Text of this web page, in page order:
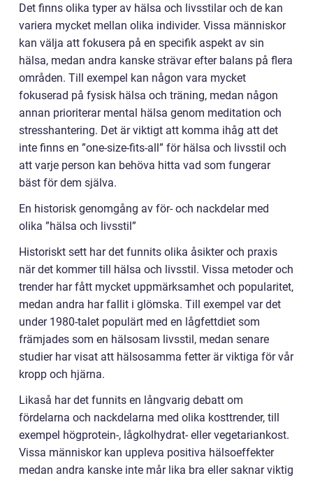
Det finns olika typer av hälsa och livsstilar och de kan
variera mycket mellan olika individer. Vissa människor
kan välja att fokusera på en specifik aspekt av sin
hälsa, medan andra kanske strävar efter balans på flera
områden. Till exempel kan någon vara mycket
fokuserad på fysisk hälsa och träning, medan någon
annan prioriterar mental hälsa genom meditation och
stresshantering. Det är viktigt att komma ihåg att det
inte finns en ”one-size-fits-all” för hälsa och livsstil och
att varje person kan behöva hitta vad som fungerar
bäst för dem själva.
En historisk genomgång av för- och nackdelar med
olika ”hälsa och livsstil”
Historiskt sett har det funnits olika åsikter och praxis
när det kommer till hälsa och livsstil. Vissa metoder och
trender har fått mycket uppmärksamhet och popularitet,
medan andra har fallit i glömska. Till exempel var det
under 1980-talet populärt med en lågfettdiet som
främjades som en hälsosam livsstil, medan senare
studier har visat att hälsosamma fetter är viktiga för vår
kropp och hjärna.
Likaså har det funnits en långvarig debatt om
fördelarna och nackdelarna med olika kosttrender, till
exempel högprotein-, lågkolhydrat- eller vegetariankost.
Vissa människor kan uppleva positiva hälsoeffekter
medan andra kanske inte mår lika bra eller saknar viktig